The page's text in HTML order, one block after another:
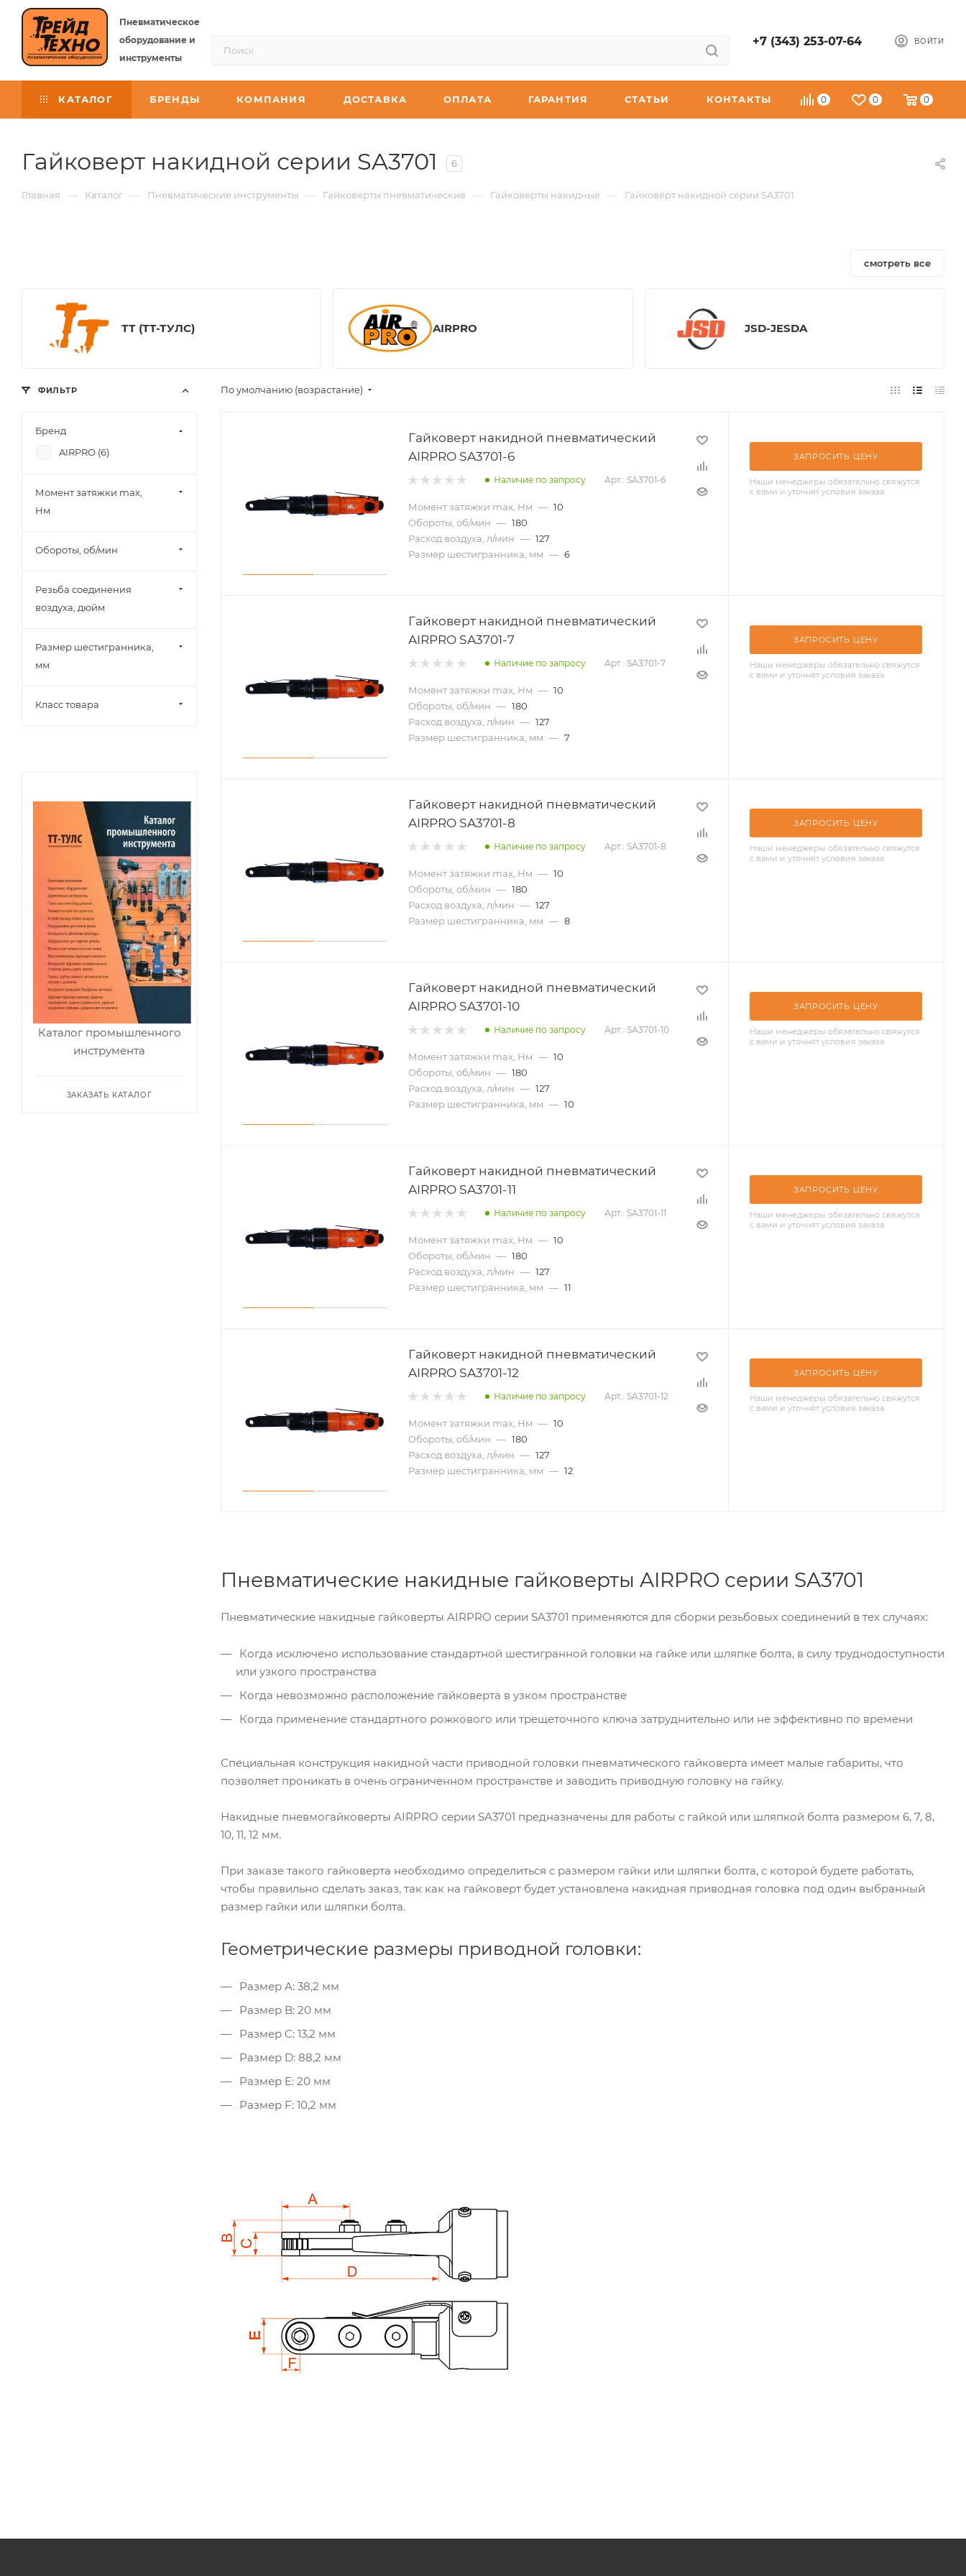
Пневматическое
оборудование и
инструменты
+7 (343) 253-07-64 ВОЙТИ
0 0 0
КАТАЛОГ БРЕНДЫ КОМПАНИЯ ДОСТАВКА ОПЛАТА ГАРАНТИЯ СТАТЬИ КОНТАКТЫ
Гайковерт накидной серии SA3701 6
Главная — Каталог — Пневматические инструменты — Гайковерты пневматические — Гайковерты накидные — Гайковерт накидной серии SA3701
смотреть все
ТТ (ТТ-ТУЛС) AIRPRO JSD-JESDA
По умолчанию (возрастание)
Гайковерт накидной пневматический
AIRPRO SA3701-6
Наличие по запросу Арт.: SA3701-6
Момент затяжки max, Нм — 10
Обороты, об/мин — 180
Расход воздуха, л/мин — 127
Размер шестигранника, мм — 6
ЗАПРОСИТЬ ЦЕНУ
Наши менеджеры обязательно свяжутся
с вами и уточнят условия заказа
Гайковерт накидной пневматический
AIRPRO SA3701-7
Наличие по запросу Арт.: SA3701-7
Момент затяжки max, Нм — 10
Обороты, об/мин — 180
Расход воздуха, л/мин — 127
Размер шестигранника, мм — 7
ЗАПРОСИТЬ ЦЕНУ
Наши менеджеры обязательно свяжутся
с вами и уточнят условия заказа
Гайковерт накидной пневматический
AIRPRO SA3701-8
Наличие по запросу Арт.: SA3701-8
Момент затяжки max, Нм — 10
Обороты, об/мин — 180
Расход воздуха, л/мин — 127
Размер шестигранника, мм — 8
ЗАПРОСИТЬ ЦЕНУ
Наши менеджеры обязательно свяжутся
с вами и уточнят условия заказа
Гайковерт накидной пневматический
AIRPRO SA3701-10
Наличие по запросу Арт.: SA3701-10
Момент затяжки max, Нм — 10
Обороты, об/мин — 180
Расход воздуха, л/мин — 127
Размер шестигранника, мм — 10
ЗАПРОСИТЬ ЦЕНУ
Наши менеджеры обязательно свяжутся
с вами и уточнят условия заказа
Гайковерт накидной пневматический
AIRPRO SA3701-11
Наличие по запросу Арт.: SA3701-11
Момент затяжки max, Нм — 10
Обороты, об/мин — 180
Расход воздуха, л/мин — 127
Размер шестигранника, мм — 11
ЗАПРОСИТЬ ЦЕНУ
Наши менеджеры обязательно свяжутся
с вами и уточнят условия заказа
Гайковерт накидной пневматический
AIRPRO SA3701-12
Наличие по запросу Арт.: SA3701-12
Момент затяжки max, Нм — 10
Обороты, об/мин — 180
Расход воздуха, л/мин — 127
Размер шестигранника, мм — 12
ЗАПРОСИТЬ ЦЕНУ
Наши менеджеры обязательно свяжутся
с вами и уточнят условия заказа
Пневматические накидные гайковерты AIRPRO серии SA3701
Пневматические накидные гайковерты AIRPRO серии SA3701 применяются для сборки резьбовых соединений в тех случаях:
Когда исключено использование стандартной шестигранной головки на гайке или шляпке болта, в силу труднодоступности
или узкого пространства
Когда невозможно расположение гайковерта в узком пространстве
Когда применение стандартного рожкового или трещеточного ключа затруднительно или не эффективно по времени
Специальная конструкция накидной части приводной головки пневматического гайковерта имеет малые габариты, что
позволяет проникать в очень ограниченном пространстве и заводить приводную головку на гайку.
Накидные пневмогайковерты AIRPRO серии SA3701 предназначены для работы с гайкой или шляпкой болта размером 6, 7, 8,
10, 11, 12 мм.
При заказе такого гайковерта необходимо определиться с размером гайки или шляпки болта, с которой будете работать,
чтобы правильно сделать заказ, так как на гайковерт будет установлена накидная приводная головка под один выбранный
размер гайки или шляпки болта.
Геометрические размеры приводной головки:
Размер A: 38,2 мм
Размер B: 20 мм
Размер C: 13,2 мм
Размер D: 88,2 мм
Размер E: 20 мм
Размер F: 10,2 мм
ФИЛЬТР
Бренд
AIRPRO (6)
Момент затяжки max,
Нм
Обороты, об/мин
Резьба соединения
воздуха, дюйм
Размер шестигранника,
мм
Класс товара
Каталог промышленного
инструмента
ЗАКАЗАТЬ КАТАЛОГ